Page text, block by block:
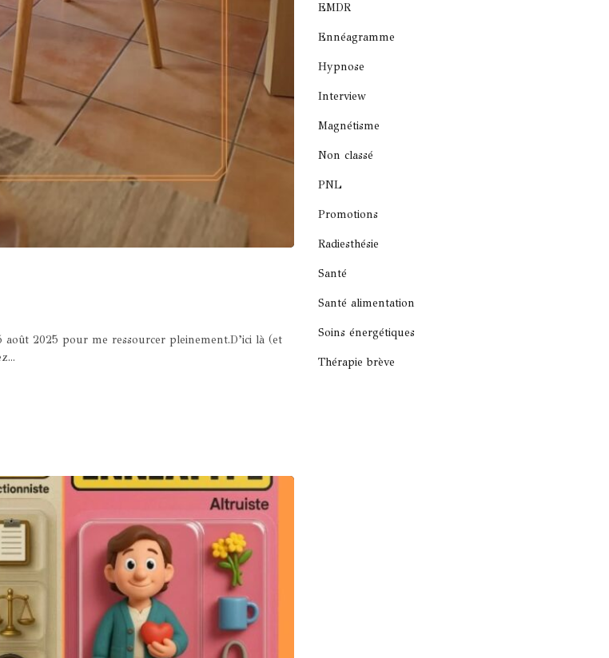
2025 pour me ressourcer pleinement.D’ici là (et
EMDR
Ennéagramme
Hypnose
Interview
Magnétisme
Non classé
PNL
Promotions
Radiesthésie
Santé
Santé alimentation
Soins énergétiques
Thérapie brève